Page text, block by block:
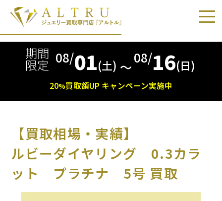
期間
限定 08/01(土) 〜
08/16(日)
20%買取額UP キャンペーン実施中
【買取相場・実績】
ルビーダイヤリング 0.3カラ
ット プラチナ 5号 買取